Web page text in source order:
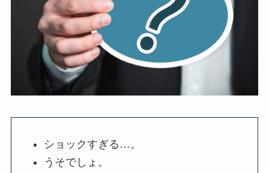
ショックすぎる…。
うそでしょ。